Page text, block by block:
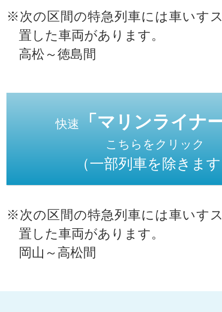
※次の区間の特急列車には車いす
置した車両があります。
高松～徳島間
快速 「マリンライナ
こちらをクリック
（一部列車を除きま
※次の区間の特急列車には車いす
置した車両があります。
岡山～高松間